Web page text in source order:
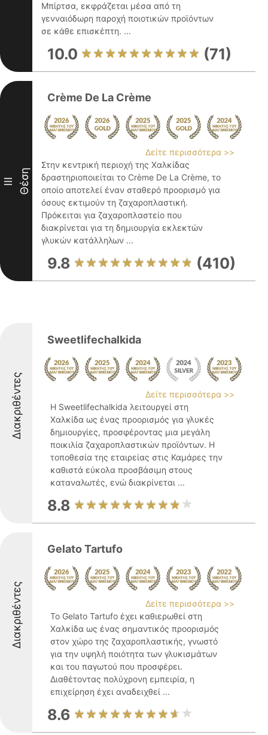
Μπίρτσα, εκφράζεται μέσα από τη
γενναιόδωρη παροχή ποιοτικών προϊόντων
σε κάθε επισκέπτη. ...
10.0 (71)
III Θέση
Crème De La Crème
Δείτε περισσότερα >>
Στην κεντρική περιοχή της Χαλκίδας
δραστηριοποιείται το Crème De La Crème, το
οποίο αποτελεί έναν σταθερό προορισμό για
όσους εκτιμούν τη ζαχαροπλαστική.
Πρόκειται για ζαχαροπλαστείο που
διακρίνεται για τη δημιουργία εκλεκτών
γλυκών κατάλληλων ...
9.8 (410)
Διακριθέντες
Sweetlifechalkida
Δείτε περισσότερα >>
Η Sweetlifechalkida λειτουργεί στη
Χαλκίδα ως ένας προορισμός για γλυκές
δημιουργίες, προσφέροντας μια μεγάλη
ποικιλία ζαχαροπλαστικών προϊόντων. Η
τοποθεσία της εταιρείας στις Καμάρες την
καθιστά εύκολα προσβάσιμη στους
καταναλωτές, ενώ διακρίνεται ...
8.8
Διακριθέντες
Gelato Tartufo
Δείτε περισσότερα >>
Το Gelato Tartufo έχει καθιερωθεί στη
Χαλκίδα ως ένας σημαντικός προορισμός
στον χώρο της ζαχαροπλαστικής, γνωστό
για την υψηλή ποιότητα των γλυκισμάτων
και του παγωτού που προσφέρει.
Διαθέτοντας πολύχρονη εμπειρία, η
επιχείρηση έχει αναδειχθεί ...
8.6